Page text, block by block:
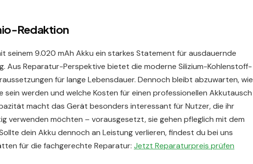
Redaktion
seinem 9.020 mAh Akku ein starkes Statement für ausdauernde
Aus Reparatur-Perspektive bietet die moderne Silizium-Kohlenstoff-
für lange Lebensdauer. Dennoch bleibt abzuwarten, wie
sein werden und welche Kosten für einen professionellen Akkutausch
macht das Gerät besonders interessant für Nutzer, die ihr
verwenden möchten – vorausgesetzt, sie gehen pfleglich mit dem
dein Akku dennoch an Leistung verlieren, findest du bei uns
für die fachgerechte Reparatur: Jetzt Reparaturpreis prüfen